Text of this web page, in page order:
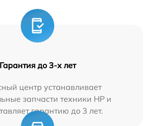
Гарантия до 3-х лет
центр устанавливает
запчасти техники HP и
гарантию до 3 лет.